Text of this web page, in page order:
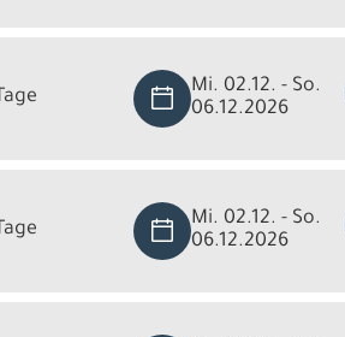
Mi. 02.12. - So.
06.12.2026
Mi. 02.12. - So.
06.12.2026